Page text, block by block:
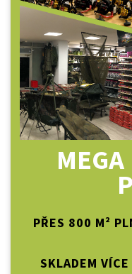
PŘES 800 M²
SKLADEM